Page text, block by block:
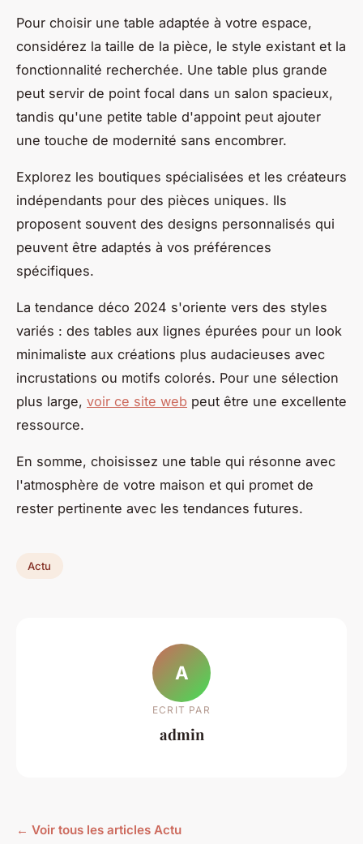
Pour choisir une table adaptée à votre espace,
considérez la taille de la pièce, le style existant et la
fonctionnalité recherchée. Une table plus grande
peut servir de point focal dans un salon spacieux,
tandis qu'une petite table d'appoint peut ajouter
une touche de modernité sans encombrer.
Explorez les boutiques spécialisées et les créateurs
indépendants pour des pièces uniques. Ils
proposent souvent des designs personnalisés qui
peuvent être adaptés à vos préférences
spécifiques.
La tendance déco 2024 s'oriente vers des styles
variés : des tables aux lignes épurées pour un look
minimaliste aux créations plus audacieuses avec
incrustations ou motifs colorés. Pour une sélection
plus large, voir ce site web peut être une excellente
ressource.
En somme, choisissez une table qui résonne avec
l'atmosphère de votre maison et qui promet de
rester pertinente avec les tendances futures.
Actu
A
ECRIT PAR
admin
← Voir tous les articles Actu